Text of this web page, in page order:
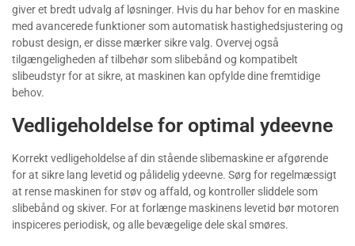
giver et bredt udvalg af løsninger. Hvis du har behov for en maskine
med avancerede funktioner som automatisk hastighedsjustering og
robust design, er disse mærker sikre valg. Overvej også
tilgængeligheden af tilbehør som slibebånd og kompatibelt
slibeudstyr for at sikre, at maskinen kan opfylde dine fremtidige
behov.
Vedligeholdelse for optimal ydeevne
Korrekt vedligeholdelse af din stående slibemaskine er afgørende
for at sikre lang levetid og pålidelig ydeevne. Sørg for regelmæssigt
at rense maskinen for støv og affald, og kontroller sliddele som
slibebånd og skiver. For at forlænge maskinens levetid bør motoren
inspiceres periodisk, og alle bevægelige dele skal smøres.